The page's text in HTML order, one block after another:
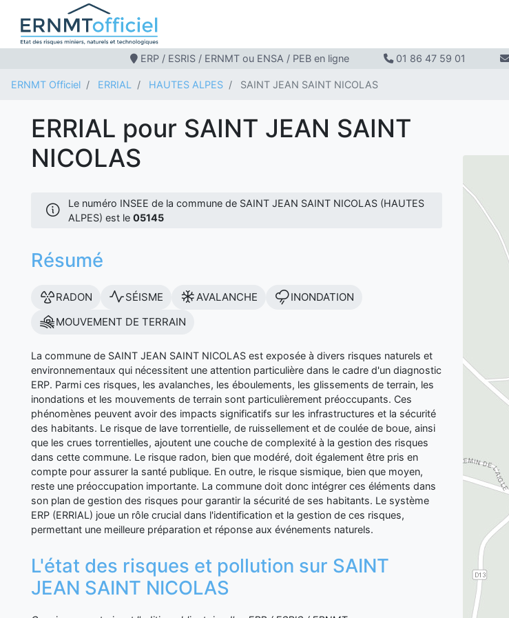
ERP / ESRIS / ERNMT ou ENSA / PEB en ligne 01 86 47 59 01
ERNMT Officiel ERRIAL HAUTES ALPES SAINT JEAN SAINT NICOLAS
ERRIAL pour SAINT JEAN SAINT
NICOLAS
Le numéro INSEE de la commune de SAINT JEAN SAINT NICOLAS (HAUTES
ALPES) est le 05145
Résumé
RADON SÉISME AVALANCHE
INONDATION
MOUVEMENT DE TERRAIN
La commune de SAINT JEAN SAINT NICOLAS est exposée à divers risques naturels et
environnementaux qui nécessitent une attention particulière dans le cadre d'un diagnostic
ERP. Parmi ces risques, les avalanches, les éboulements, les glissements de terrain, les
inondations et les mouvements de terrain sont particulièrement préoccupants. Ces
phénomènes peuvent avoir des impacts significatifs sur les infrastructures et la sécurité
des habitants. Le risque de lave torrentielle, de ruissellement et de coulée de boue, ainsi
que les crues torrentielles, ajoutent une couche de complexité à la gestion des risques
dans cette commune. Le risque radon, bien que modéré, doit également être pris en
compte pour assurer la santé publique. En outre, le risque sismique, bien que moyen,
reste une préoccupation importante. La commune doit donc intégrer ces éléments dans
son plan de gestion des risques pour garantir la sécurité de ses habitants. Le système
ERP (ERRIAL) joue un rôle crucial dans l'identification et la gestion de ces risques,
permettant une meilleure préparation et réponse aux événements naturels.
L'état des risques et pollution sur SAINT
JEAN SAINT NICOLAS